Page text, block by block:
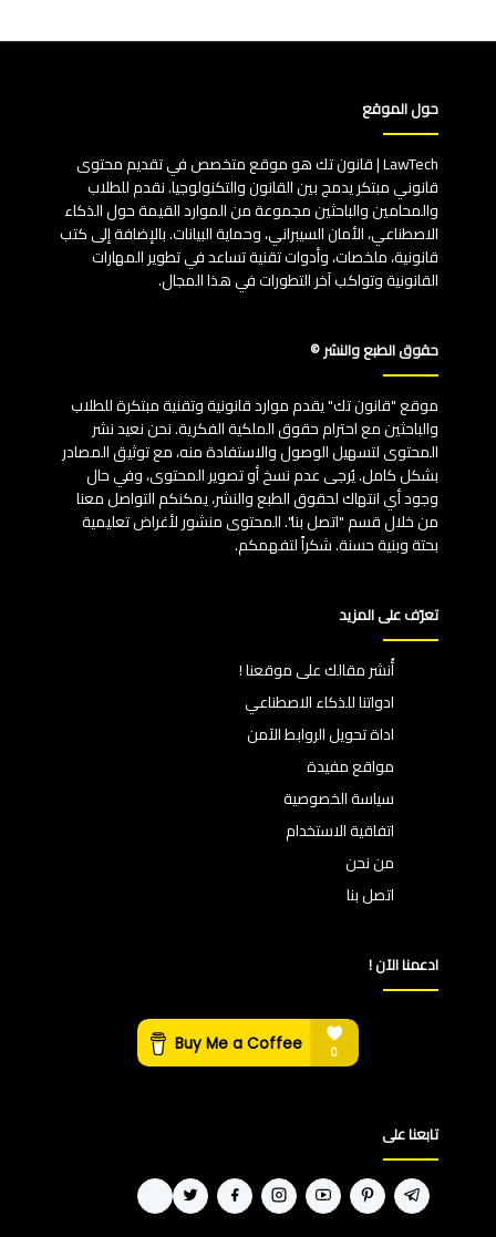
حول الموقع
LawTech | قانون تك هو موقع متخصص في تقديم محتوى
قانوني مبتكر يدمج بين القانون والتكنولوجيا. نقدم للطلاب
والمحامين والباحثين مجموعة من الموارد القيمة حول الذكاء
الاصطناعي، الأمان السيبراني، وحماية البيانات. بالإضافة إلى كتب
قانونية، ملخصات، وأدوات تقنية تساعد في تطوير المهارات
القانونية وتواكب آخر التطورات في هذا المجال.
حقوق الطبع والنشر ©
موقع "قانون تك" يقدم موارد قانونية وتقنية مبتكرة للطلاب
والباحثين مع احترام حقوق الملكية الفكرية. نحن نعيد نشر
المحتوى لتسهيل الوصول والاستفادة منه، مع توثيق المصادر
بشكل كامل. يُرجى عدم نسخ أو تصوير المحتوى، وفي حال
وجود أي انتهاك لحقوق الطبع والنشر، يمكنكم التواصل معنا
من خلال قسم "اتصل بنا". المحتوى منشور لأغراض تعليمية
بحتة وبنية حسنة. شكراً لتفهمكم.
تعرّف على المزيد
أُنشر مقالك على موقعنا !
ادواتنا للذكاء الاصطناعي
اداة تحويل الروابط الآمن
مواقع مفيدة
سياسة الخصوصية
اتفاقية الاستخدام
من نحن
اتصل بنا
ادعمنا الآن !
تابعنا على